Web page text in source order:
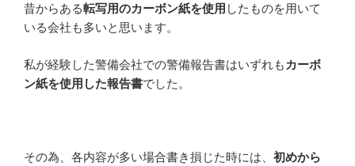
昔からある転写用のカーボン紙を使用 したものを用いて
いる会社も多いと思います。
私が経験した警備会社での警備報告書はいずれも カーボ
ン紙を使用した報告書でした。
その為、各内容が多い場合書き損じた時には、 初めから